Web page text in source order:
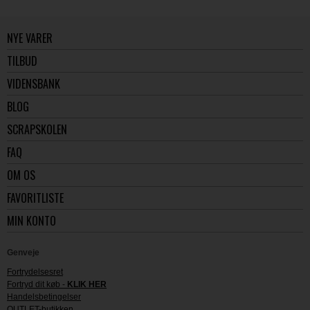
NYE VARER
TILBUD
VIDENSBANK
BLOG
SCRAPSKOLEN
FAQ
OM OS
FAVORITLISTE
MIN KONTO
Genveje
Fortrydelsesret
Fortryd dit køb - KLIK HER
Handelsbetingelser